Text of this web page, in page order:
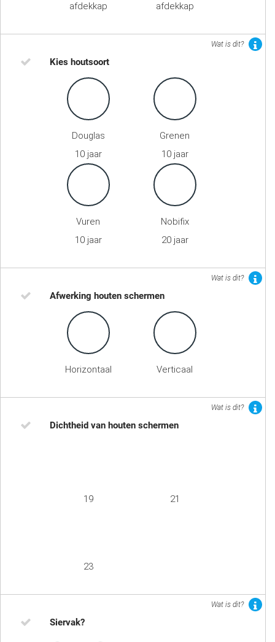
afdekkap
afdekkap
Wat is dit?
Kies houtsoort
Douglas
10 jaar
Grenen
10 jaar
Vuren
10 jaar
Nobifix
20 jaar
Wat is dit?
Afwerking houten schermen
Horizontaal Verticaal
Wat is dit?
Dichtheid van houten schermen
19 21
23
Wat is dit?
Siervak?